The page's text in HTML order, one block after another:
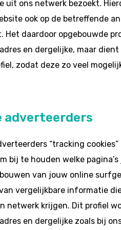
uit ons netwerk bezoekt.
ook op de betreffende
daardoor opgebouwde
en dergelijke, maar dient
zodat deze zo veel
adverteerders
“tracking cookies”
bij te houden welke
van jouw online
vergelijkbare informatie
netwerk krijgen. Dit profiel
en dergelijke zoals bij